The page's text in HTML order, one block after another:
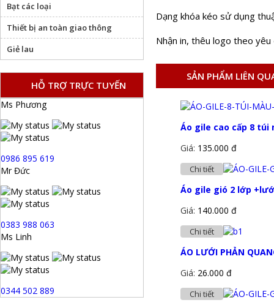
Dạng khóa kéo sử dụng
Nhận in, thêu logo theo yêu
SẢN PHẨM LIÊN
Áo gile cao cấp 8 túi
Giá: 135.000 đ
Chi tiết
Áo gile gió 2 lớp
Giá: 140.000 đ
Chi tiết
ÁO LƯỚI PHẢN
Giá: 26.000 đ
Chi tiết
Bạt các loại
Thiết bị an toàn giao thông
Giẻ lau
HỖ TRỢ TRỰC TUYẾN
Ms Phương
0986 895 619
Mr Đức
0383 988 063
Ms Linh
0344 502 889